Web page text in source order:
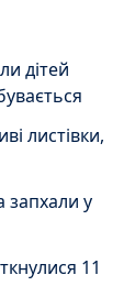
дітей
листівки,
запхали у
11